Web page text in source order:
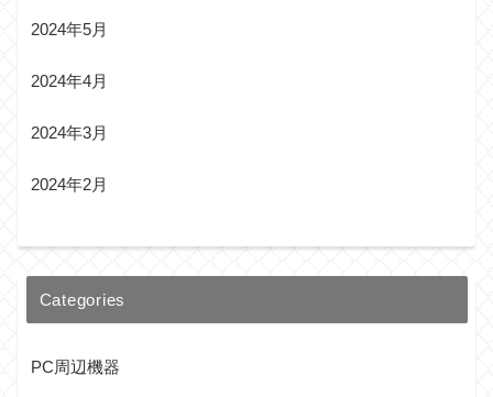
2024年5月
2024年4月
2024年3月
2024年2月
Categories
PC周辺機器